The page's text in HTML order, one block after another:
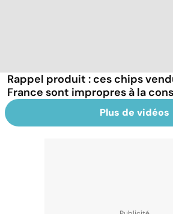
Rappel produit : ces chips
France sont impropres à la
Plus de vidéos